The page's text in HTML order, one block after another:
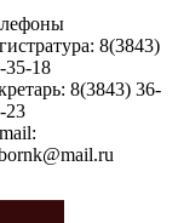
8(3843)
35-18
8(3843) 36-
23